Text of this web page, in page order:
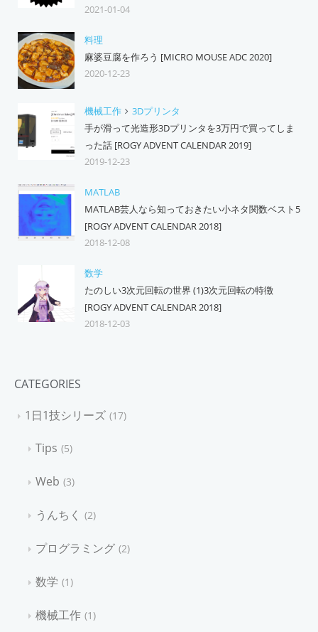
2021-01-04
料理
麻婆豆腐を作ろう [MICRO MOUSE ADC 2020]
2020-12-23
機械工作
3Dプリンタ
手が滑って光造形3Dプリンタを3万円で買ってしま
った話 [ROGY ADVENT CALENDAR 2019]
2019-12-23
MATLAB
MATLAB芸人なら知っておきたい小ネタ関数ベスト5
[ROGY ADVENT CALENDAR 2018]
2018-12-08
数学
たのしい3次元回転の世界 (1)3次元回転の特徴
[ROGY ADVENT CALENDAR 2018]
2018-12-03
CATEGORIES
1日1技シリーズ 17
Tips 5
Web 3
うんちく 2
プログラミング 2
数学 1
機械工作 1